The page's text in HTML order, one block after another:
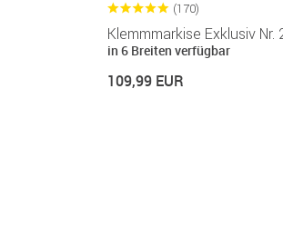
(170)
Klemmmarkise Exklusiv Nr.
in 6 Breiten verfügbar
109,99 EUR